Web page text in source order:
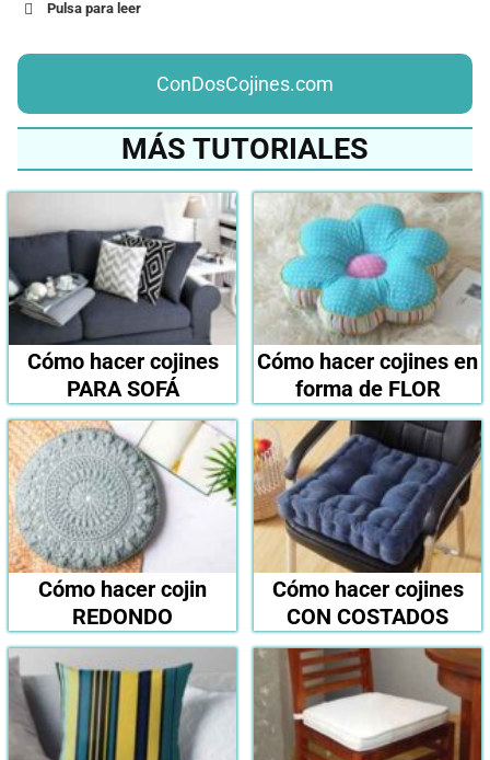
Pulsa para leer
Almohada o cojín dañado
Tela
ConDosCojines.com
MÁS TUTORIALES
Cómo hacer cojines
PARA SOFÁ
Cómo hacer cojines en
forma de FLOR
Cómo hacer cojin
REDONDO
Cómo hacer cojines
CON COSTADOS